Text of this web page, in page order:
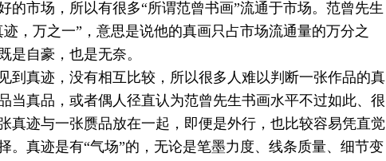
的市场，所以有很多“所谓范曾书画”流通于市场。 范曾先生
迹，万之一”，意思是说他的真画只占市场流通量的万分之
自豪，也是无奈。
到真迹，没有相互比较，所以很多人难以判断一张作品的真
当真品，或者偶人径直认为范曾先生书画水平不过如此、很
真迹与一张赝品放在一起，即便是外行，也比较容易凭直觉
。真迹是有“气场”的，无论是笔墨力度、线条质量、细节变